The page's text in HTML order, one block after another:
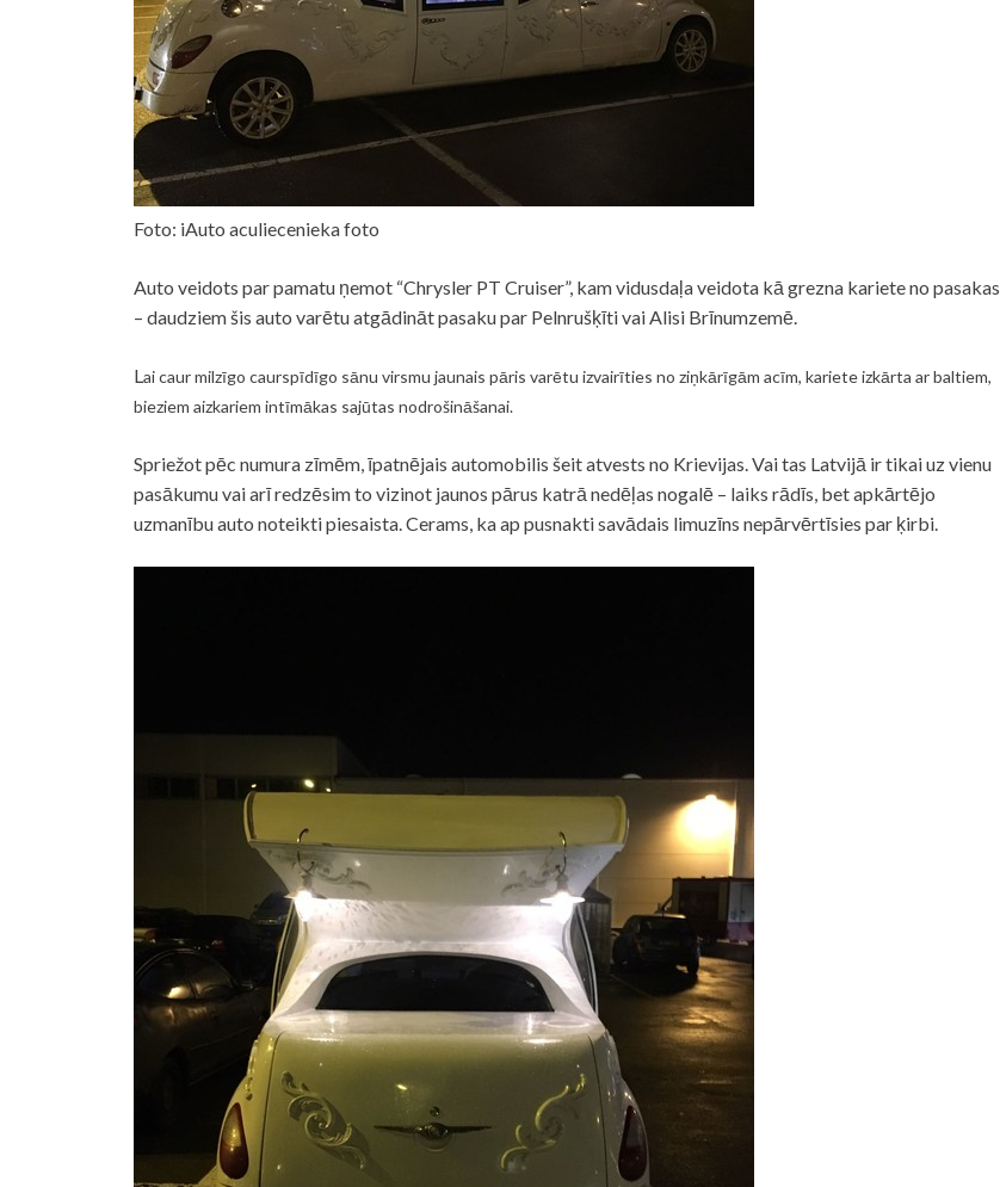
Foto: iAuto aculiecenieka foto
Auto veidots par pamatu ņemot “Chrysler PT Cruiser”, kam vidusdaļa veidota kā grezna kariete no pasakas
– daudziem šis auto varētu atgādināt pasaku par Pelnrušķīti vai Alisi Brīnumzemē.
Lai caur milzīgo caurspīdīgo sānu virsmu jaunais pāris varētu izvairīties no ziņkārīgām acīm, kariete izkārta ar baltiem,
bieziem aizkariem intīmākas sajūtas nodrošināšanai.
Spriežot pēc numura zīmēm, īpatnējais automobilis šeit atvests no Krievijas. Vai tas Latvijā ir tikai uz vienu
pasākumu vai arī redzēsim to vizinot jaunos pārus katrā nedēļas nogalē – laiks rādīs, bet apkārtējo
uzmanību auto noteikti piesaista. Cerams, ka ap pusnakti savādais limuzīns nepārvērtīsies par ķirbi.